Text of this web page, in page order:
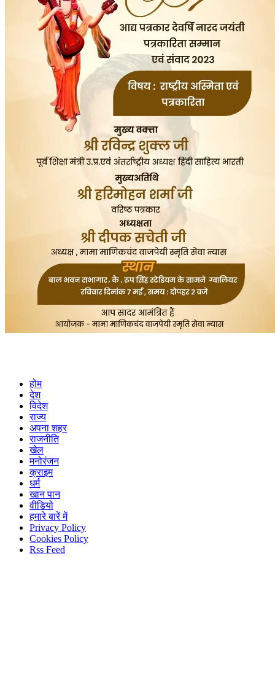
होम
देश
विदेश
राज्य
अपना शहर
राजनीति
खेल
मनोरंजन
क्राइम
धर्म
खान पान
वीडियो
हमारे बारें में
Privacy Policy
Cookies Policy
Rss Feed